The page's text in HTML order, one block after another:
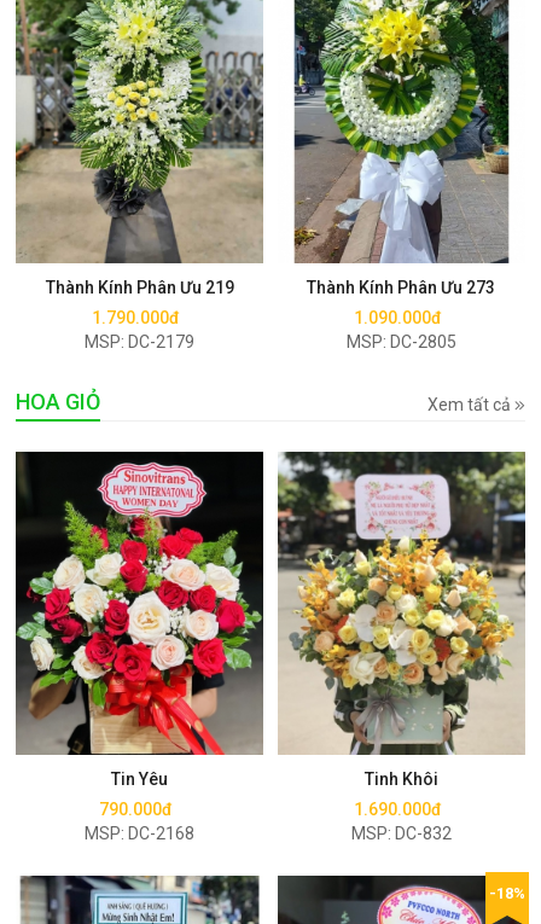
Thành Kính Phân Ưu 219
1.790.000đ
MSP: DC-2179
Mua ngay
Thành Kính Phân Ưu 273
1.090.000đ
MSP: DC-2805
Mua ngay
HOA GIỎ Xem tất cả
Tin Yêu
790.000đ
MSP: DC-2168
Mua ngay
Tinh Khôi
1.690.000đ
MSP: DC-832
Mua ngay
-18%